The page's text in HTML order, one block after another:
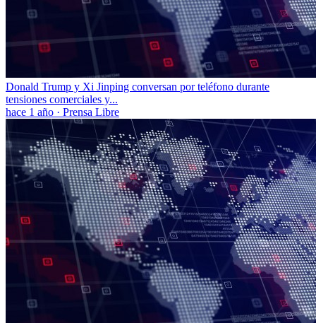
Donald Trump y Xi Jinping conversan por teléfono durante
tensiones comerciales y...
hace 1 año · Prensa Libre